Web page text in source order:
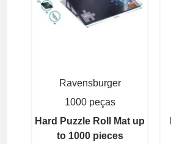
Ravensburger
1000 peças
Hard Puzzle Roll Mat up
to 1000 pieces